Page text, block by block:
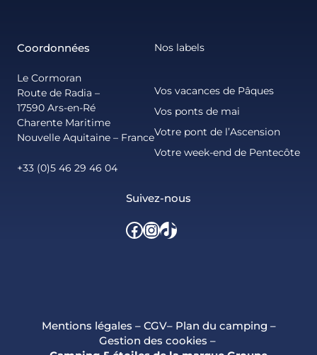
Coordonnées
Le Cormoran
Route de Radia –
17590 Ars-en-Ré
Charente Maritime
Nouvelle Aquitaine – France
+33 (0)5 46 29 46 04
Nos labels
Vos vacances de Pâques
Vos ponts de mai
Votre pont de l’Ascension
Votre week-end de Pentecôte
Suivez-nous
Facebook InstagramTikTok
Mentions légales – CGV– Plan du camping –
Gestion des cookies –